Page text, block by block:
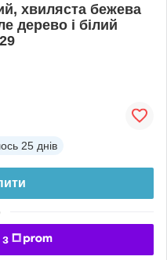
хвиляста бежева
дерево і білий
25 днів